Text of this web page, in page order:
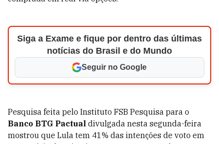
Siga a Exame e fique por dentro das últimas
notícias do Brasil e do Mundo
Seguir no Google
Pesquisa feita pelo Instituto FSB Pesquisa para o
Banco BTG Pactual divulgada nesta segunda-feira
mostrou que Lula tem 41% das intenções de voto em